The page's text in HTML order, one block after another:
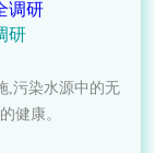
研
,污染水源中的无
健康。